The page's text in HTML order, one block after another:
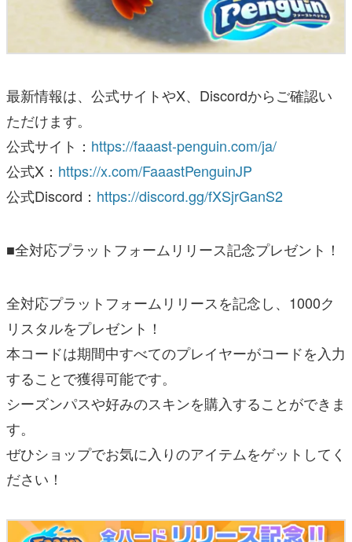
最新情報は、公式サイトやX、Discordからご確認い
ただけます。
公式サイト： https://faaast-penguin.com/ja/
公式X： https://x.com/FaaastPenguinJP
公式Discord： https://discord.gg/fXSjrGanS2
■全対応プラットフォームリリース記念プレゼント！
全対応プラットフォームリリースを記念し、1000ク
リスタルをプレゼント！
本コードは期間中すべてのプレイヤーがコードを入力
することで獲得可能です。
シーズンパスや好みのスキンを購入することができま
す。
ぜひショップでお気に入りのアイテムをゲットしてく
ださい！